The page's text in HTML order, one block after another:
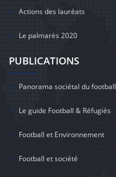
Actions des lauréats
Le palmarès 2020
PUBLICATIONS
Panorama sociétal du football
Le guide Football & Réfugiés
Football et Environnement
Football et société